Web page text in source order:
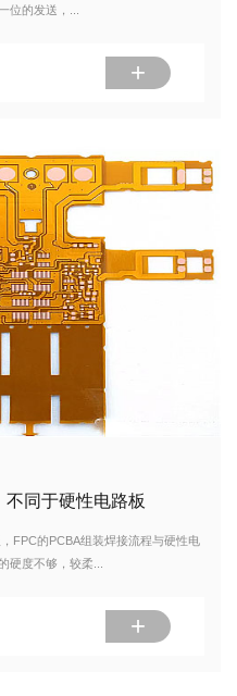
位的发送，...
+
同于硬性电路板
的PCBA组装焊接流程与硬性电
硬度不够，较柔...
+